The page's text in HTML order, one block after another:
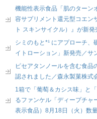
機能性表示食品「肌のターン
容サプリメント還元型コエン
ト スキンサイクル）』が新
シミのもと*¹ にアプローチ
イトローション」新発売／サ
ピセアタンノールを含む食品
認されました／森永製菓株式
1箱で「葡萄＆カシス味」と
るファンケル「ディープチャ
表示食品）8月18日（火）数